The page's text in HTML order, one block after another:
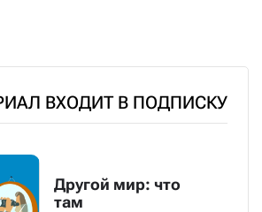
ВХОДИТ В ПОДПИСКУ
Другой мир: что
там